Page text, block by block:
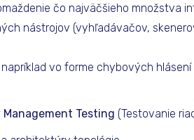
čo najväčšieho množstva
nástrojov (vyhľadávačov,
vo forme chybových
Testing (Testovanie